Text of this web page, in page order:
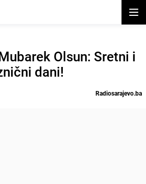
Olsun: Sretni i
dani!
Radiosarajevo.ba